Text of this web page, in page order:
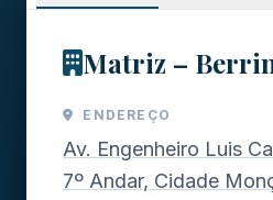
Matriz –
ENDEREÇO
Av. Engenheiro Luis
7º Andar, Cidade